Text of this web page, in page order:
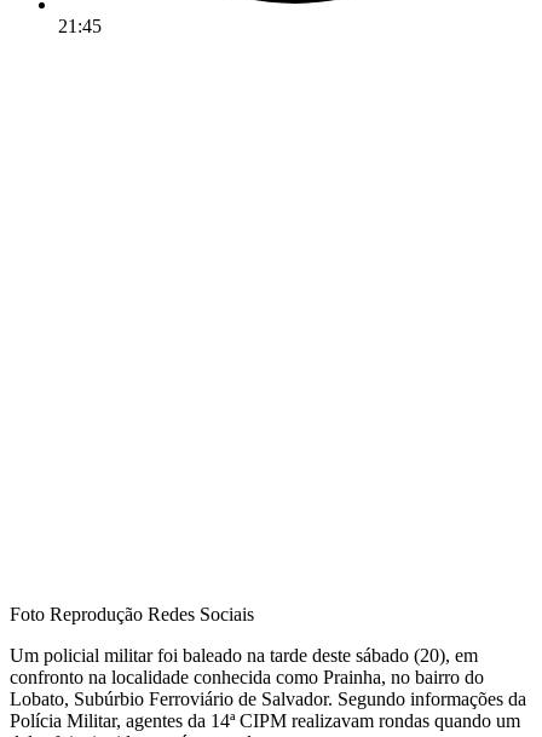
21:45
Foto Reprodução Redes Sociais
Um policial militar foi baleado na tarde deste sábado (20), em
confronto na localidade conhecida como Prainha, no bairro do
Lobato, Subúrbio Ferroviário de Salvador. Segundo informações da
Polícia Militar, agentes da 14ª CIPM realizavam rondas quando um